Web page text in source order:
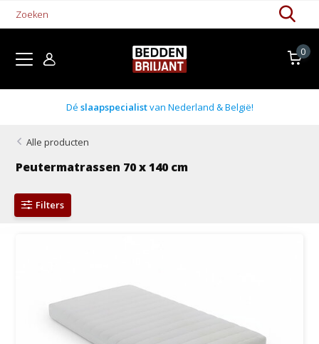
0
van Nederland & België!
Alle producten
Peutermatrassen 70 x 140 cm
Filters